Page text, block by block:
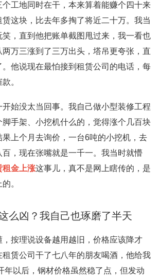
个工地同时在干，本来算着能赚个四十来
这块，比去年多掏了将近二十万。我当
笑，直到他把账单截图甩过来，我一看也
万三涨到了三万出头，塔吊更夸张，直
他说现在最怕接到租赁公司的电话，每
。
始没太当回事。我自己做小型装修工程
脚手架、小挖机什么的，觉得涨个几百块
上个月去询价，一台6吨的小挖机，去
，现在张嘴就是一千一。我当时就懵
租金上涨这事儿，真不是网上瞎传的，是
。
么凶？我自己也琢磨了半天
，按理说设备越用越旧，价格应该降才
租赁公司干了七八年的朋友喝酒，他给我
年以后，钢材价格虽然稳了点，但发动